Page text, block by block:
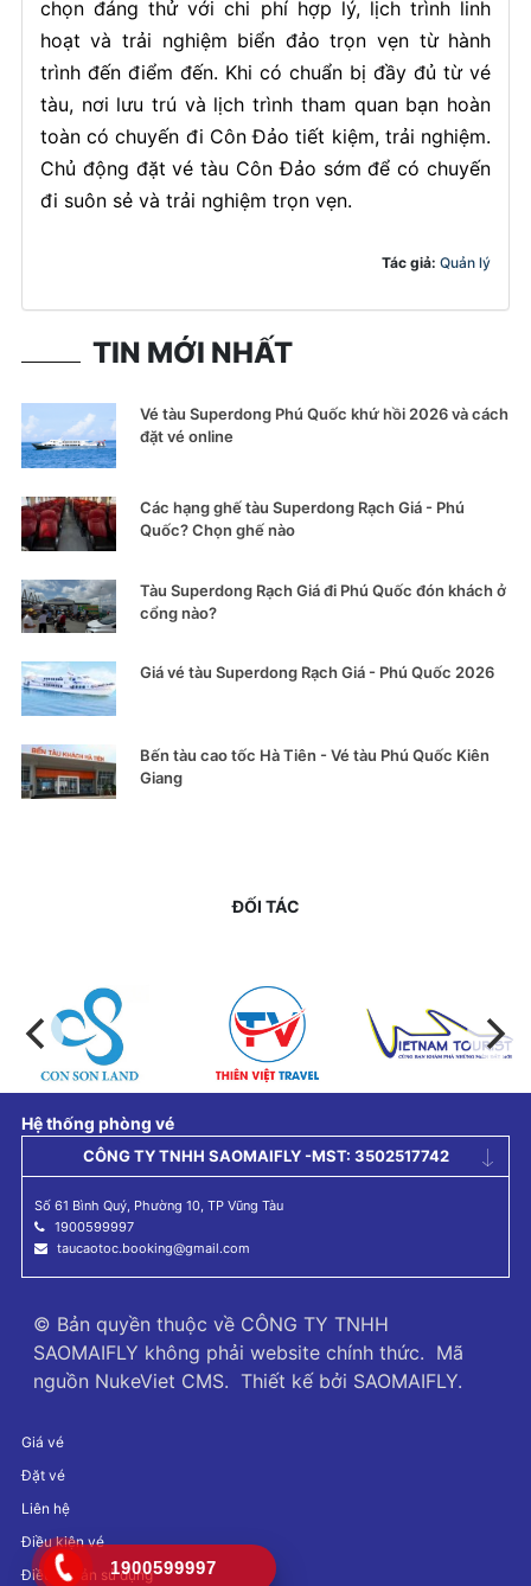
chọn đáng thử với chi phí hợp lý, lịch trình linh
hoạt và trải nghiệm biển đảo trọn vẹn từ hành
trình đến điểm đến. Khi có chuẩn bị đầy đủ từ vé
tàu, nơi lưu trú và lịch trình tham quan bạn hoàn
toàn có chuyến đi Côn Đảo tiết kiệm, trải nghiệm.
Chủ động đặt vé tàu Côn Đảo sớm để có chuyến
đi suôn sẻ và trải nghiệm trọn vẹn.
Tác giả:Quản lý
TIN MỚI NHẤT
Vé tàu Superdong Phú Quốc khứ hồi 2026 và cách
đặt vé online
Các hạng ghế tàu Superdong Rạch Giá - Phú
Quốc? Chọn ghế nào
Tàu Superdong Rạch Giá đi Phú Quốc đón khách ở
cổng nào?
Giá vé tàu Superdong Rạch Giá - Phú Quốc 2026
Bến tàu cao tốc Hà Tiên - Vé tàu Phú Quốc Kiên
Giang
ĐỐI TÁC
Hệ thống phòng vé
CÔNG TY TNHH SAOMAIFLY -MST: 3502517742
Số 61 Bình Quý, Phường 10, TP Vũng Tàu
1900599997
taucaotoc.booking@gmail.com
1900599997
© Bản quyền thuộc về CÔNG TY TNHH
SAOMAIFLY không phải website chính thức. Mã
nguồn NukeViet CMS. Thiết kế bởi SAOMAIFLY.
Giá vé
Đặt vé
Liên hệ
Điều kiện vé
Điều khoản sử dụng